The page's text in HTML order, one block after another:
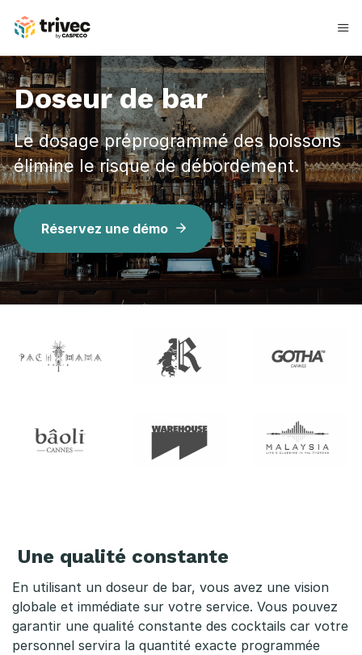
contenu
Doseur de bar
Le dosage préprogrammé des boissons
élimine le risque de débordement.
Réservez une démo
o
b
a
r
Une qualité constante
En utilisant un doseur de bar, vous avez une vision
globale et immédiate sur votre service. Vous pouvez
garantir une qualité constante des cocktails car votre
personnel servira la quantité exacte programmée